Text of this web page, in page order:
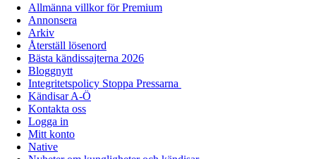
Allmänna villkor för Premium
Annonsera
Arkiv
Återställ lösenord
Bästa kändissajterna 2026
Bloggnytt
Integritetspolicy Stoppa Pressarna
Kändisar A-Ö
Kontakta oss
Logga in
Mitt konto
Native